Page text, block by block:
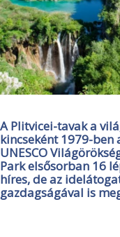
A Plitvicei-tavak a
kincseként 1979-ben
UNESCO
Park elsősorban 16
híres, de az
gazdagságával is